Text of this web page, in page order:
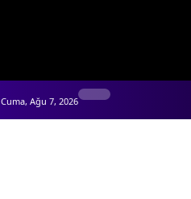
Cuma, Ağu 7, 2026